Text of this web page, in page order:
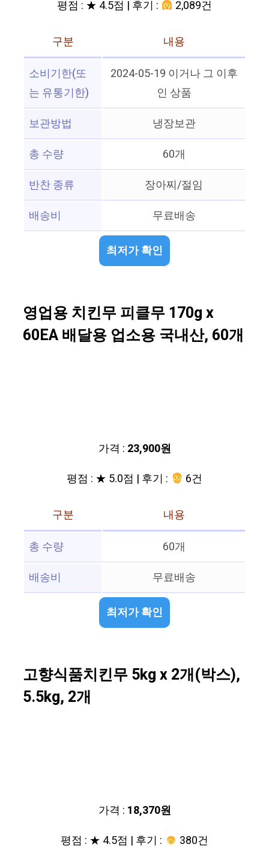
평점 : ★ 4.5점 | 후기 : 2,089건
구분
내용
소비기한(또
는 유통기한)
2024-05-19 이거나 그 이후
인 상품
보관방법
냉장보관
총 수량
60개
반찬 종류
장아찌/절임
배송비
무료배송
최저가 확인
영업용 치킨무 피클무 170g x
60EA 배달용 업소용 국내산, 60개
가격 : 23,900원
평점 : ★ 5.0점 | 후기 :
6건
구분
내용
총 수량
60개
배송비
무료배송
최저가 확인
고향식품치킨무 5kg x 2개(박스),
5.5kg, 2개
가격 : 18,370원
평점 : ★ 4.5점 | 후기 :
380건